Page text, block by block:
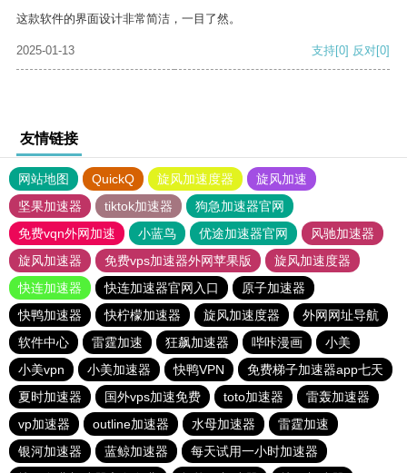
这款软件的界面设计非常简洁，一目了然。
2025-01-13 支持[0] 反对[0]
友情链接
网站地图 QuickQ 旋风加速度器
旋风加速
坚果加速器
tiktok加速器
狗急加速器官网
免费vqn外网加速
小蓝鸟 优途加速器官网
风驰加速器
旋风加速器
免费vps加速器外网苹果版
旋风加速度器
快连加速器
快连加速器官网入口
原子加速器
快鸭加速器
快柠檬加速器 旋风加速度器
外网网址导航
软件中心
雷霆加速 狂飙加速器 哔咔漫画
小美
小美vpn
小美加速器 快鸭VPN
免费梯子加速器app七天
夏时加速器
国外vps加速免费 toto加速器
雷轰加速器
vp加速器
outline加速器 水母加速器
雷霆加速
银河加速器
蓝鲸加速器
每天试用一小时加速器